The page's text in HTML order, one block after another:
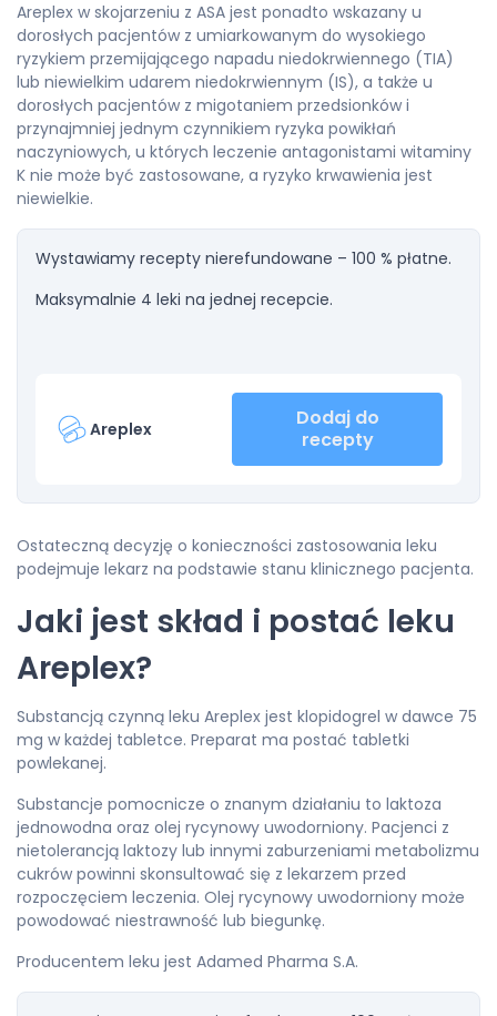
Areplex w skojarzeniu z ASA jest ponadto wskazany u
dorosłych pacjentów z umiarkowanym do wysokiego
ryzykiem przemijającego napadu niedokrwiennego (TIA)
lub niewielkim udarem niedokrwiennym (IS), a także u
dorosłych pacjentów z migotaniem przedsionków i
przynajmniej jednym czynnikiem ryzyka powikłań
naczyniowych, u których leczenie antagonistami witaminy
K nie może być zastosowane, a ryzyko krwawienia jest
niewielkie.
Wystawiamy recepty nierefundowane – 100 % płatne.
Maksymalnie 4 leki na jednej recepcie.
Areplex
Dodaj do
recepty
Ostateczną decyzję o konieczności zastosowania leku
podejmuje lekarz na podstawie stanu klinicznego pacjenta.
Jaki jest skład i postać leku
Areplex?
Substancją czynną leku Areplex jest klopidogrel w dawce 75
mg w każdej tabletce. Preparat ma postać tabletki
powlekanej.
Substancje pomocnicze o znanym działaniu to laktoza
jednowodna oraz olej rycynowy uwodorniony. Pacjenci z
nietolerancją laktozy lub innymi zaburzeniami metabolizmu
cukrów powinni skonsultować się z lekarzem przed
rozpoczęciem leczenia. Olej rycynowy uwodorniony może
powodować niestrawność lub biegunkę.
Producentem leku jest Adamed Pharma S.A.